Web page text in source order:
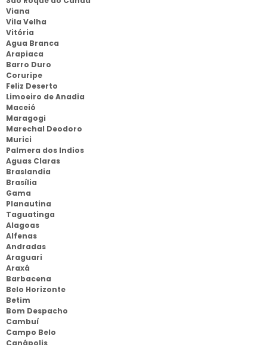
Viana
Vila Velha
Vitória
Agua Branca
Arapiaca
Barro Duro
Coruripe
Feliz Deserto
Limoeiro de Anadia
Maceió
Maragogi
Marechal Deodoro
Murici
Palmera dos Indios
Aguas Claras
Braslandia
Brasília
Gama
Planautina
Taguatinga
Alagoas
Alfenas
Andradas
Araguari
Araxá
Barbacena
Belo Horizonte
Betim
Bom Despacho
Cambuí
Campo Belo
Canápolis